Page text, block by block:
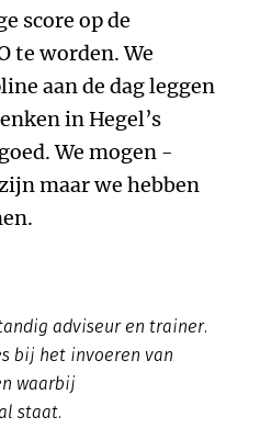
score op de
te worden. We
aan de dag leggen
in Hegel’s
We mogen -
maar we hebben
adviseur en trainer.
bij het invoeren van
waarbij
staat.